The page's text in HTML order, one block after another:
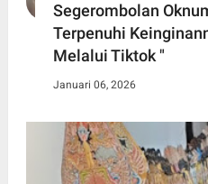
Segerombolan
Terpenuhi
Melalui Tiktok "
Januari 06, 2026